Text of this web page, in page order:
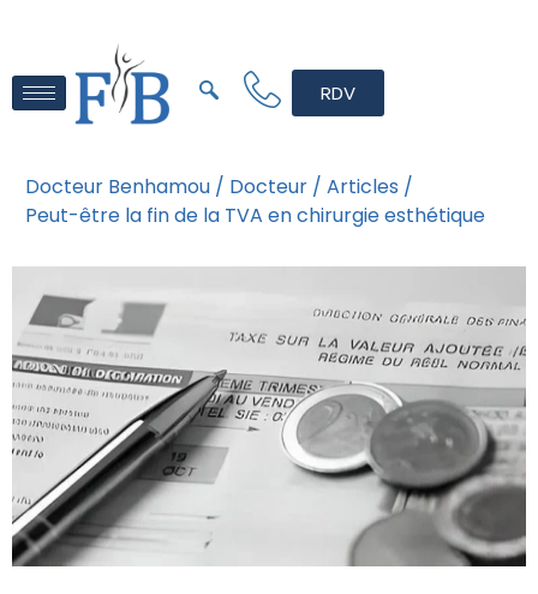
RDV
Docteur Benhamou / Docteur / Articles /
Peut-être la fin de la TVA en chirurgie esthétique